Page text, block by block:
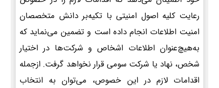
رعایت کلیه اصول امنیتی با تکیه‌بر دانش متخصصان
امنیت اطلاعات انجام داده است و تضمین می‌نماید که
به‌هیچ‌عنوان اطلاعات اشخاص و شرکت‌ها در اختیار
شخص، نهاد یا شرکت سومی قرار نخواهد گرفت. ازجمله
اقدامات لازم در این خصوص، می‌توان به انتخاب